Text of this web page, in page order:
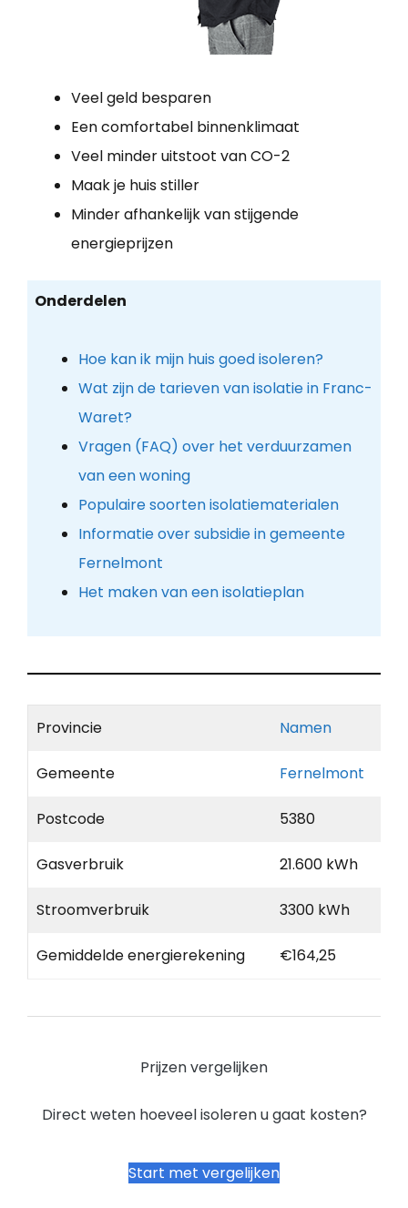
Veel geld besparen
Een comfortabel binnenklimaat
Veel minder uitstoot van CO-2
Maak je huis stiller
Minder afhankelijk van stijgende
energieprijzen
Onderdelen
Hoe kan ik mijn huis goed isoleren?
Wat zijn de tarieven van isolatie in Franc-
Waret?
Vragen (FAQ) over het verduurzamen
van een woning
Populaire soorten isolatiematerialen
Informatie over subsidie in gemeente
Fernelmont
Het maken van een isolatieplan
Provincie Namen
Gemeente Fernelmont
Postcode 5380
Gasverbruik 21.600 kWh
Stroomverbruik 3300 kWh
Gemiddelde energierekening €164,25
Prijzen vergelijken
Direct weten hoeveel isoleren u gaat kosten?
Start met vergelijken